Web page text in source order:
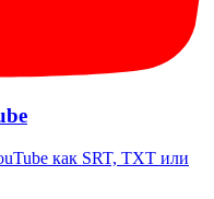
как SRT, TXT или